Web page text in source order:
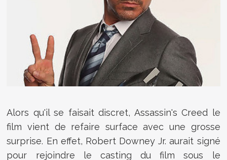
Alors qu'il se faisait discret, Assassin's Creed le
film vient de refaire surface avec une grosse
surprise. En effet, Robert Downey Jr. aurait signé
pour rejoindre le casting du film sous le